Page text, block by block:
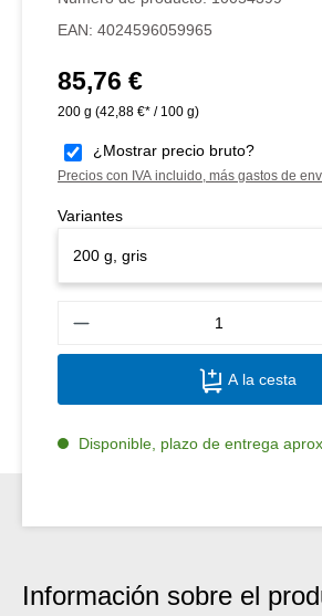
EAN: 4024596059965
Precio normal:
85,76 €
200 g (42,88 €* / 100 g)
¿Mostrar precio bruto?
Precios con IVA incluido, más gastos de
Variantes
A la cesta
Disponible, plazo de entrega
Información sobre el